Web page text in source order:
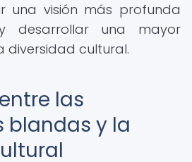
una visión más profunda
una mayor
diversidad cultural.
las
blandas y la